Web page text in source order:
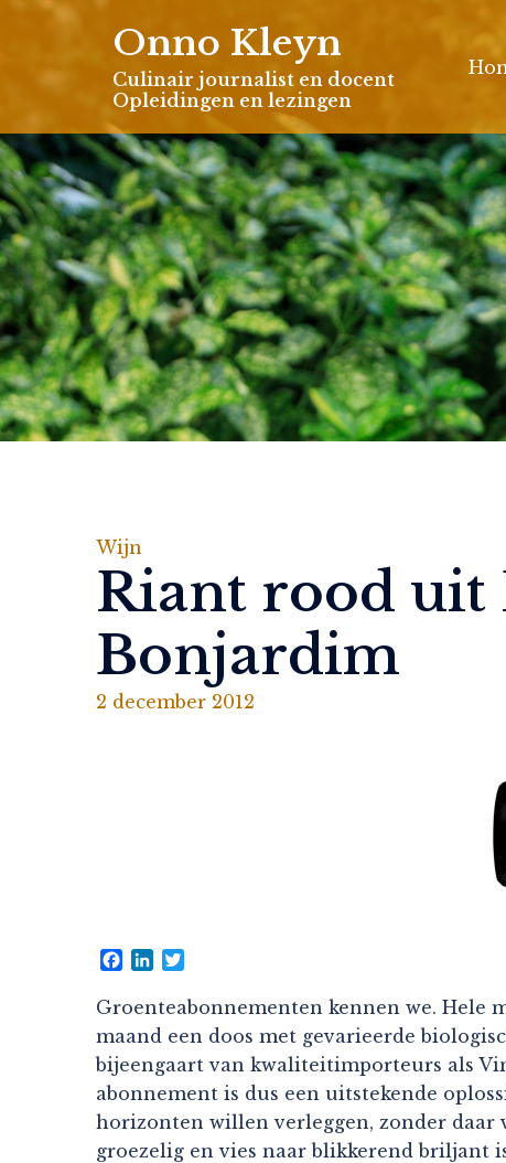
Skip
content
Onno Kleyn
Culinair journalist en docent
Opleidingen en lezingen
Wijn
Riant rood uit
Bonjardim
2 december 2012
Facebook
LinkedIn
Groenteabonnementen kennen we. Hele
maand een doos met gevarieerde
bijeengaart van kwaliteitimporteurs als
abonnement is dus een uitstekende
horizonten willen verleggen, zonder daar
groezelig en vies naar blikkerend briljant